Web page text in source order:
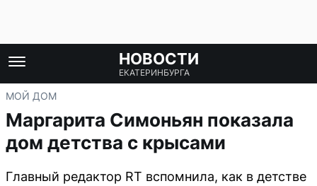
НОВОСТИ
ЕКАТЕРИНБУРГА
МОЙ ДОМ
Маргарита Симоньян показала
дом детства с крысами
Главный редактор RT вспомнила, как в детстве